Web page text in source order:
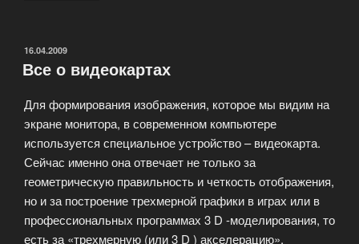
записываем
читаем»
ОПУБЛИКОВАНО
16.04.2009
Все о видеокартах
Для формирования изображения, которое мы видим на
экране монитора, в современном компьютере
используется специальное устройство – видеокарта.
Сейчас именно она отвечает не только за
геометрическую правильность и четкость отображения,
но и за построение трехмерной графики в играх или в
профессиональных программах 3 D -моделирования, то
есть за «трехмерную (или 3 D ) акселерацию».